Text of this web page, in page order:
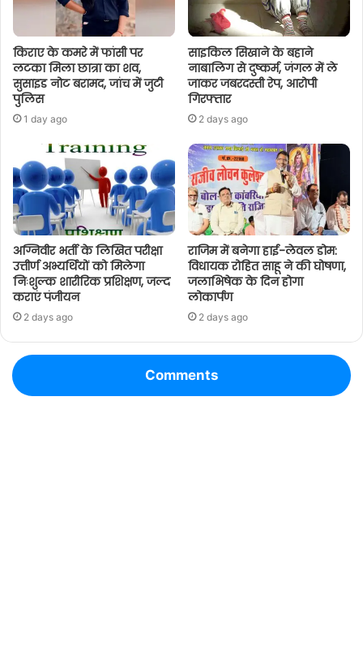
किराए के कमरे में फांसी पर
लटका मिला छात्रा का शव,
सुसाइड नोट बरामद, जांच में जुटी
पुलिस
1 day ago
साइकिल सिखाने के बहाने
नाबालिग से दुष्कर्म, जंगल में ले
जाकर जबरदस्ती रेप, आरोपी
गिरफ्तार
2 days ago
अग्निवीर भर्ती के लिखित परीक्षा
उत्तीर्ण अभ्यर्थियों को मिलेगा
निःशुल्क शारीरिक प्रशिक्षण, जल्द
कराएं पंजीयन
2 days ago
राजिम में बनेगा हाई-लेवल डोम:
विधायक रोहित साहू ने की घोषणा,
जलाभिषेक के दिन होगा
लोकार्पण
2 days ago
Comments